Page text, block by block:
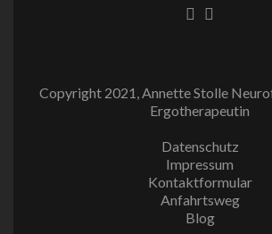
Facebook-
Instagram
Copyright 2021, Annette Stolle
Ergotherapeutin
Datenschutz
Impressum
Kontaktformular
Anfahrtsweg
Blog